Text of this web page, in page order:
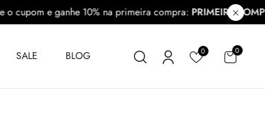
Utilize o cupom e ganhe 10% na primeira compra:
SALE BLOG 0 0